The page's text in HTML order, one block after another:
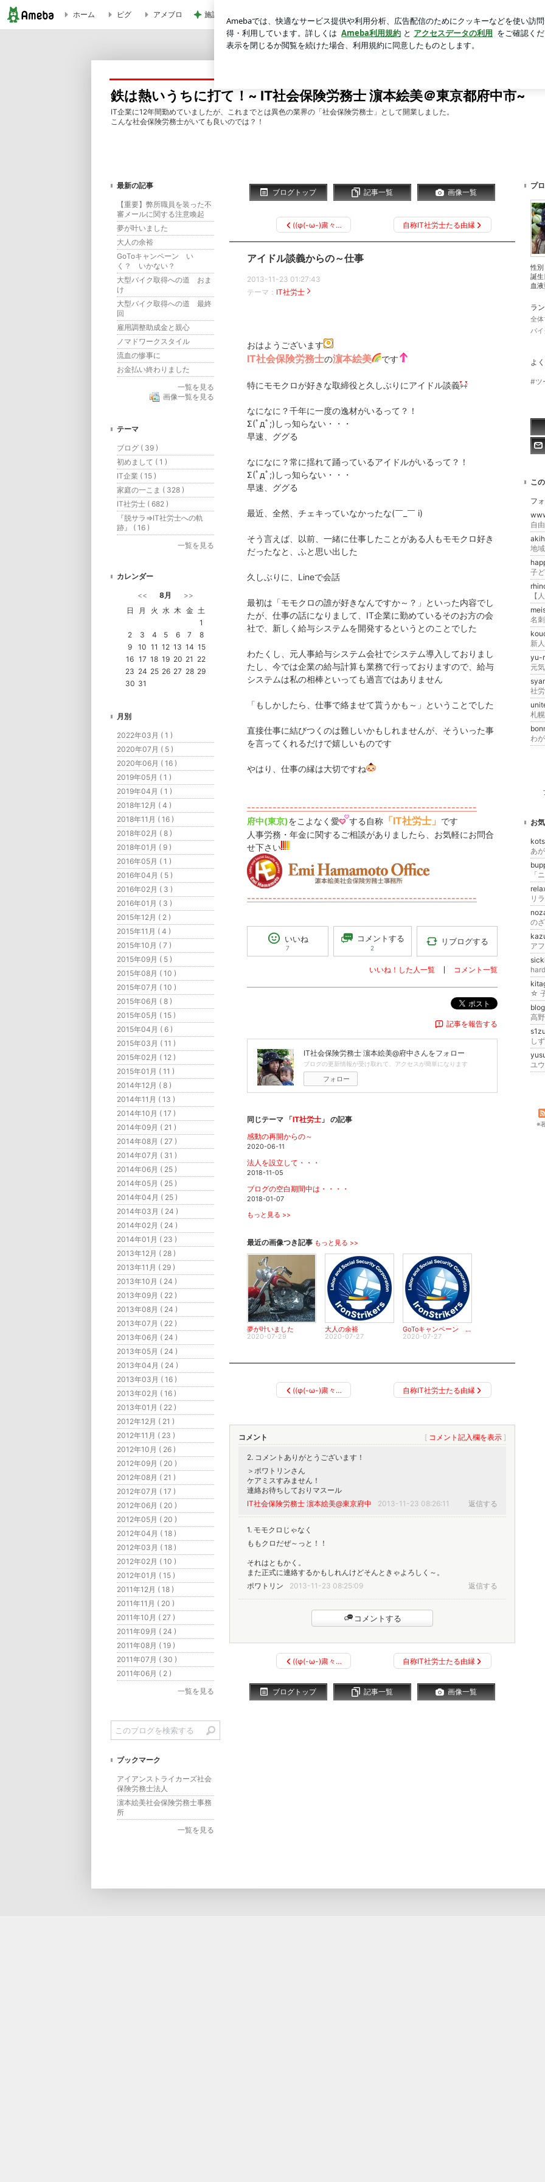
アイドル談義からの～仕事 | 鉄は熱いうちに打て！~ IT社会保険労務士 濵本絵美＠東京都府中市~
ホーム ピグ アメブロ 施設に入れても楽にならない介護 ロ
鉄は熱いうちに打て！~ IT社会保険労務士 濵本絵美＠東京都府中市~
IT企業に12年間勤めていましたが、これまでとは異色の業界の「社会保険労務士」として開業しました。
こんな社会保険労務士がいても良いのでは？！
ブログトップ 記事一覧 画像一覧
((φ(-ω-)粛々… 自称IT社労士たる由縁
アイドル談義からの～仕事
2013-11-23 01:27:43
テーマ： IT社労士
おはようございます
IT社会保険労務士の濵本絵美 です
特にモモクロが好きな取締役と久しぶりにアイドル談義
なになに？千年に一度の逸材がいるって？！
Σ(ﾟдﾟ;)しっ知らない・・・
早速、ググる
なになに？常に揺れて踊っているアイドルがいるって？！
Σ(ﾟдﾟ;)しっ知らない・・・
早速、ググる
最近、全然、チェキっていなかったな(￣_￣ i)
そう言えば、以前、一緒に仕事したことがある人もモモクロ好き
だったなと、ふと思い出した
久しぶりに、Lineで会話
最初は「モモクロの誰が好きなんですか～？」といった内容でし
たが、仕事の話になりまして、IT企業に勤めているそのお方の会
社で、新しく給与システムを開発するというとのことでした
わたくし、元人事給与システム会社でシステム導入しておりまし
たし、今では企業の給与計算も業務で行っておりますので、給与
システムは私の相棒といっても過言ではありません
「もしかしたら、仕事で絡ませて貰うかも～」ということでした
直接仕事に結びつくのは難しいかもしれませんが、そういった事
を言ってくれるだけで嬉しいものです
やはり、仕事の縁は大切ですね
------------------------------------------------------
府中(東京)をこよなく愛 する自称 「IT社労士」 です
人事労務・年金に関するご相談がありましたら、お気軽にお問合
せ下さい
------------------------------------------------------
いいね
7
コメントする
2
リブログする
いいね！した人一覧 コメント一覧
ポスト
記事を報告する
IT社会保険労務士 濵本絵美@府中さんをフォロー
ブログの更新情報が受け取れて、アクセスが簡単になります
フォロー
同じテーマ 「IT社労士 」 の記事
感動の再開からの～
2020-06-11
法人を設立して・・・
2018-11-05
ブログの空白期間中は・・・・
2018-01-07
もっと見る >>
最近の画像つき記事 もっと見る >>
夢が叶いました
2020-07-29
大人の余裕
2020-07-27
GoToキャンペーン いく？ いかない？
2020-07-27
((φ(-ω-)粛々… 自称IT社労士たる由縁
[ コメント記入欄を表示 ]
コメント
2. コメントありがとうございます！
＞ポワトリンさん
ケアミスすみません！
連絡お待ちしておりマスール
IT社会保険労務士 濵本絵美@東京府中
2013-11-23 08:26:11 返信する
1. モモクロじゃなく
ももクロだぜ～っと！！
それはともかく。
また正式に連絡するかもしれんけどそんときゃよろしく～。
ポワトリン
2013-11-23 08:25:09 返信する
コメントする
((φ(-ω-)粛々… 自称IT社労士たる由縁
ブログトップ 記事一覧 画像一覧
プ
性別
誕生
血液
ラ
全
バ
よ
#ツ
こ
フ
自
新
yu-
元
社
札
わ
お
あ
リ
ア
ユ
※
最新の記事
【重要】弊所職員を装った不
審メールに関する注意喚起
夢が叶いました
大人の余裕
GoToキャンペーン い
く？ いかない？
大型バイク取得への道 おま
け
大型バイク取得への道 最終
回
雇用調整助成金と親心
ノマドワークスタイル
流血の惨事に
お金払い終わりました
一覧を見る
画像一覧を見る
テーマ
ブログ ( 39 )
初めまして ( 1 )
IT企業 ( 15 )
家庭の一こま ( 328 )
IT社労士 ( 682 )
『脱サラ⇒IT社労士への軌
跡』 ( 16 )
一覧を見る
カレンダー
<< 8月
>>
日
月 火 水 木 金 土
1
2
3 4 5 6 7
8
9
10 11 12 13 14 15
16 17 18 19 20 21 22
23 24 25 26 27 28 29
30 31
月別
2022年03月 ( 1 )
2020年07月 ( 5 )
2020年06月 ( 16 )
2019年05月 ( 1 )
2019年04月 ( 1 )
2018年12月 ( 4 )
2018年11月 ( 16 )
2018年02月 ( 8 )
2018年01月 ( 9 )
2016年05月 ( 1 )
2016年04月 ( 5 )
2016年02月 ( 3 )
2016年01月 ( 3 )
2015年12月 ( 2 )
2015年11月 ( 4 )
2015年10月 ( 7 )
2015年09月 ( 5 )
2015年08月 ( 10 )
2015年07月 ( 10 )
2015年06月 ( 8 )
2015年05月 ( 15 )
2015年04月 ( 6 )
2015年03月 ( 11 )
2015年02月 ( 12 )
2015年01月 ( 11 )
2014年12月 ( 8 )
2014年11月 ( 13 )
2014年10月 ( 17 )
2014年09月 ( 21 )
2014年08月 ( 27 )
2014年07月 ( 31 )
2014年06月 ( 25 )
2014年05月 ( 25 )
2014年04月 ( 25 )
2014年03月 ( 24 )
2014年02月 ( 24 )
2014年01月 ( 23 )
2013年12月 ( 28 )
2013年11月 ( 29 )
2013年10月 ( 24 )
2013年09月 ( 22 )
2013年08月 ( 24 )
2013年07月 ( 22 )
2013年06月 ( 24 )
2013年05月 ( 24 )
2013年04月 ( 24 )
2013年03月 ( 16 )
2013年02月 ( 16 )
2013年01月 ( 22 )
2012年12月 ( 21 )
2012年11月 ( 23 )
2012年10月 ( 26 )
2012年09月 ( 20 )
2012年08月 ( 21 )
2012年07月 ( 17 )
2012年06月 ( 20 )
2012年05月 ( 20 )
2012年04月 ( 18 )
2012年03月 ( 18 )
2012年02月 ( 10 )
2012年01月 ( 15 )
2011年12月 ( 18 )
2011年11月 ( 20 )
2011年10月 ( 27 )
2011年09月 ( 24 )
2011年08月 ( 19 )
2011年07月 ( 30 )
2011年06月 ( 2 )
一覧を見る
ブックマーク
アイアンストライカーズ社会
保険労務士法人
濵本絵美社会保険労務士事務
所
一覧を見る